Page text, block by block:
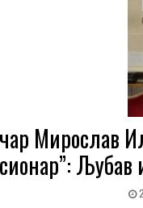
Мирослав
Љубав